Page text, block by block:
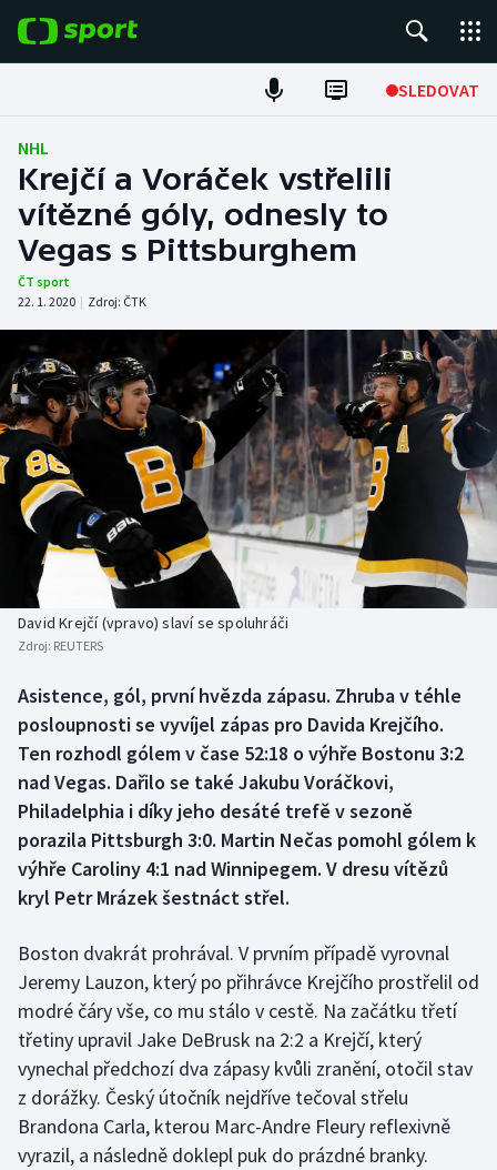
SLEDOVAT
Fotbal
Hokej
Tenis
Atletika
Cyklistika
DALŠÍ SPORTY
Americký fotbal
Baseball a softbal
Basketbal
Biatlon
Box
Curling
Dostihy
Florbal
Golf
Gymnastika
Házená
Jezdectví
NEPŘEHLÉDNĚTE
Soutěže
Historické návraty
Aplikace ČT sport
NHL
Krejčí a Voráček vstřelili
vítězné góly, odnesly to
Vegas s Pittsburghem
ČT sport
22. 1. 2020 | Zdroj: ČTK
David Krejčí (vpravo) slaví se spoluhráči
Zdroj: REUTERS
Asistence, gól, první hvězda zápasu. Zhruba v téhle
posloupnosti se vyvíjel zápas pro Davida Krejčího.
Ten rozhodl gólem v čase 52:18 o výhře Bostonu 3:2
nad Vegas. Dařilo se také Jakubu Voráčkovi,
Philadelphia i díky jeho desáté trefě v sezoně
porazila Pittsburgh 3:0. Martin Nečas pomohl gólem k
výhře Caroliny 4:1 nad Winnipegem. V dresu vítězů
kryl Petr Mrázek šestnáct střel.
Boston dvakrát prohrával. V prvním případě vyrovnal
Jeremy Lauzon, který po přihrávce Krejčího prostřelil od
modré čáry vše, co mu stálo v cestě. Na začátku třetí
třetiny upravil Jake DeBrusk na 2:2 a Krejčí, který
vynechal předchozí dva zápasy kvůli zranění, otočil stav
z dorážky. Český útočník nejdříve tečoval střelu
Brandona Carla, kterou Marc-Andre Fleury reflexivně
vyrazil, a následně doklepl puk do prázdné branky.